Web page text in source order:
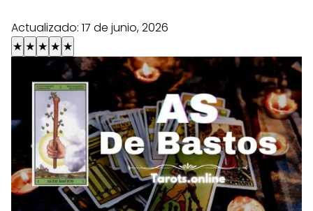
Actualizado: 17 de junio, 2026
★ ★ ★ ★ ★